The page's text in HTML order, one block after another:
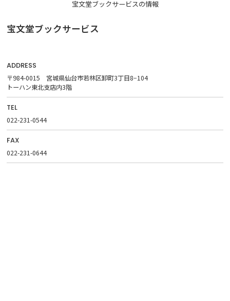
宝文堂ブックサービスの情報
宝文堂ブックサービス
ADDRESS
〒984-0015 宮城県仙台市若林区卸町3丁目8−104
トーハン東北支店内3階
TEL
022-231-0544
FAX
022-231-0644